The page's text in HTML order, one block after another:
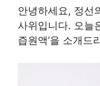
안녕하세요, 정선
사위입니다. 오늘
즙원액’을 소개드